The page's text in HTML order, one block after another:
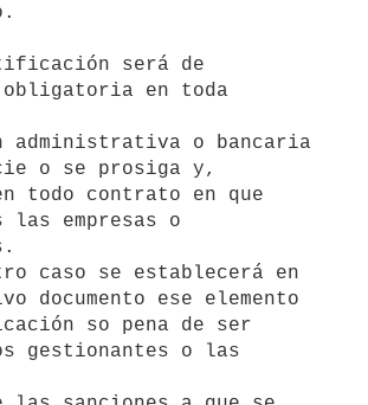
en toda
administrativa o bancaria
o se prosiga y,
todo contrato en que
las empresas o
caso se establecerá en
documento ese elemento
so pena de ser
gestionantes o las